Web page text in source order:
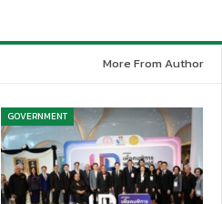
More From Author
GOVERNMENT